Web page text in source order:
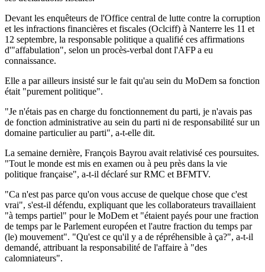
Devant les enquêteurs de l'Office central de lutte contre la corruption
et les infractions financières et fiscales (Oclciff) à Nanterre les 11 et
12 septembre, la responsable politique a qualifié ces affirmations
d'"affabulation", selon un procès-verbal dont l'AFP a eu
connaissance.
Elle a par ailleurs insisté sur le fait qu'au sein du MoDem sa fonction
était "purement politique".
"Je n'étais pas en charge du fonctionnement du parti, je n'avais pas
de fonction administrative au sein du parti ni de responsabilité sur un
domaine particulier au parti", a-t-elle dit.
La semaine dernière, François Bayrou avait relativisé ces poursuites.
"Tout le monde est mis en examen ou à peu près dans la vie
politique française", a-t-il déclaré sur RMC et BFMTV.
"Ca n'est pas parce qu'on vous accuse de quelque chose que c'est
vrai", s'est-il défendu, expliquant que les collaborateurs travaillaient
"à temps partiel" pour le MoDem et "étaient payés pour une fraction
de temps par le Parlement européen et l'autre fraction du temps par
(le) mouvement". "Qu'est ce qu'il y a de répréhensible à ça?", a-t-il
demandé, attribuant la responsabilité de l'affaire à "des
calomniateurs".